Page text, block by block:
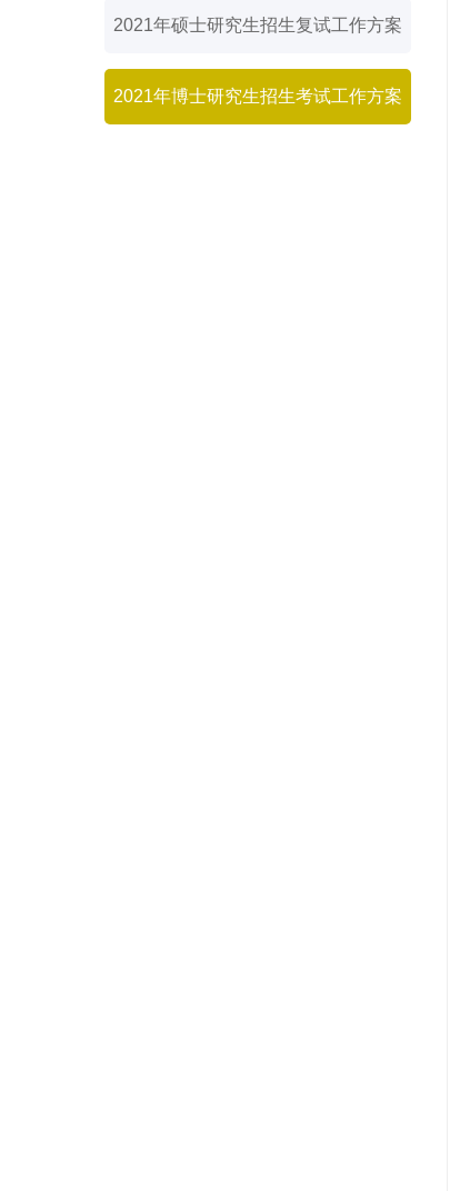
2021年硕士研究生招生复试工作方案
2021年博士研究生招生考试工作方案